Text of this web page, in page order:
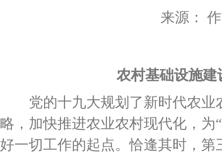
来源：
农村基础设施建
党的十九大规划了新时代农业
略，加快推进农业农村现代化，
好一切工作的起点。恰逢其时，